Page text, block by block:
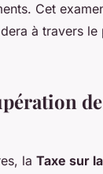
Cet
à travers
la Taxe sur